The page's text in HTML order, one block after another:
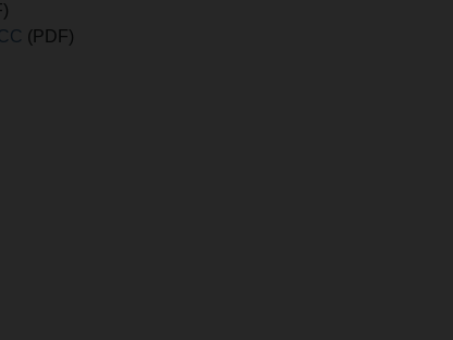
(PDF)